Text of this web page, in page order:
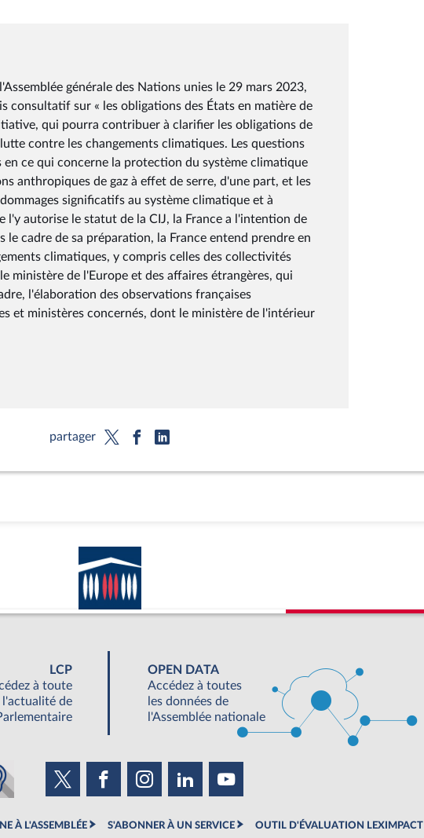
générale des Nations unies le 29 mars 2023,
consultatif sur « les obligations des États en matière de
qui pourra contribuer à clarifier les obligations de
contre les changements climatiques. Les questions
ce qui concerne la protection du système climatique
anthropiques de gaz à effet de serre, d'une part, et les
significatifs au système climatique et à
autorise le statut de la CIJ, la France a l'intention de
cadre de sa préparation, la France entend prendre en
climatiques, y compris celles des collectivités
ministère de l'Europe et des affaires étrangères, qui
l'élaboration des observations françaises
et ministères concernés, dont le ministère de l'intérieur
partager
LCP
à toute
l'actualité de
OPEN DATA
Accédez à toutes
les données de
l'Assemblée nationale
À L'ASSEMBLÉE S'ABONNER À UN SERVICE OUTIL D'ÉVALUATION LEXIMPACT